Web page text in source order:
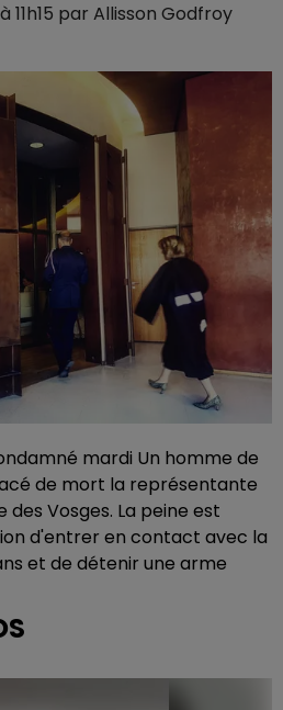
11h15 par Allisson Godfroy
mardi Un homme de
de mort la représentante
Vosges. La peine est
d'entrer en contact avec la
et de détenir une arme